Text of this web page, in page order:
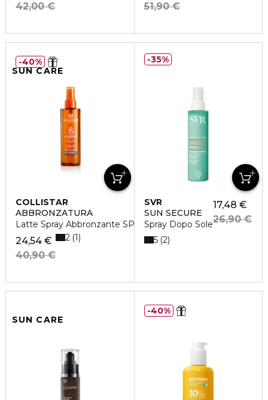
42,00 €
51,90 €
SUN CARE
COLLISTAR
ABBRONZATURA
Latte Spray Abbronzante SPF 15
24,54 €
40,90 €
2 1
40%
SVR
SUN SECURE
Spray Dopo Sole
17,48 €
26,90 €
5 2
35%
SUN CARE
40%